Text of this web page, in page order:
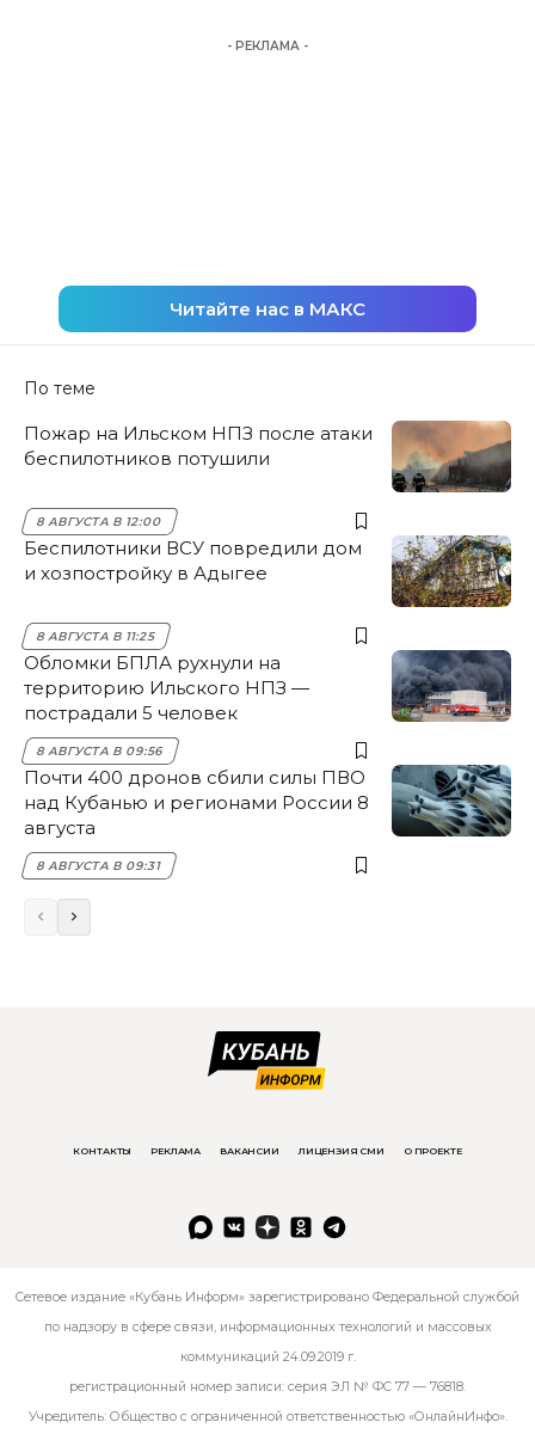
- РЕКЛАМА -
Читайте нас в МАКС
По теме
Пожар на Ильском НПЗ после атаки
беспилотников потушили
8 АВГУСТА В 12:00
Беспилотники ВСУ повредили дом
и хозпостройку в Адыгее
8 АВГУСТА В 11:25
Обломки БПЛА рухнули на
территорию Ильского НПЗ —
пострадали 5 человек
8 АВГУСТА В 09:56
Почти 400 дронов сбили силы ПВО
над Кубанью и регионами России 8
августа
8 АВГУСТА В 09:31
КОНТАКТЫ РЕКЛАМА ВАКАНСИИ ЛИЦЕНЗИЯ СМИ О ПРОЕКТЕ
Сетевое издание «Кубань Информ» зарегистрировано Федеральной службой
по надзору в сфере связи, информационных технологий и массовых
коммуникаций 24.09.2019 г.
регистрационный номер записи: серия ЭЛ № ФС 77 — 76818.
Учредитель: Общество с ограниченной ответственностью «ОнлайнИнфо».